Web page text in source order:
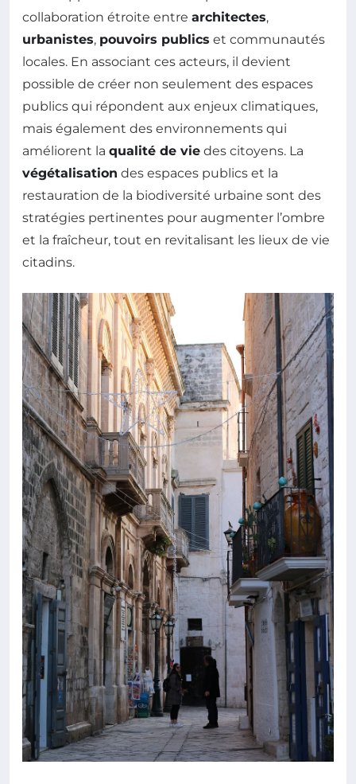
collaboration étroite entre architectes,
urbanistes, pouvoirs publics et communautés
locales. En associant ces acteurs, il devient
possible de créer non seulement des espaces
publics qui répondent aux enjeux climatiques,
mais également des environnements qui
améliorent la qualité de vie des citoyens. La
végétalisation des espaces publics et la
restauration de la biodiversité urbaine sont des
stratégies pertinentes pour augmenter l’ombre
et la fraîcheur, tout en revitalisant les lieux de vie
citadins.